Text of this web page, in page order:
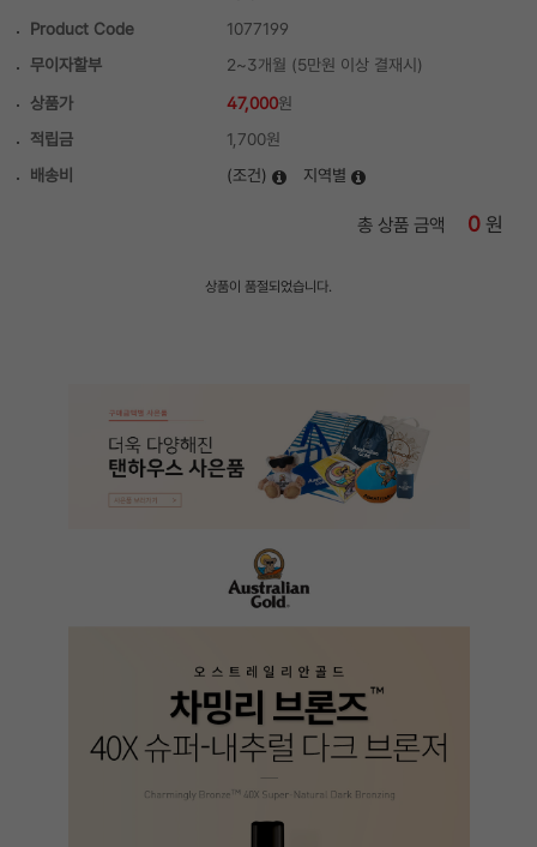
Product Code
1077199
무이자할부
2~3개월 (5만원 이상 결재시)
상품가
47,000원
적립금
1,700원
배송비
(조건) 지역별
총 상품 금액 0 원
상품이 품절되었습니다.